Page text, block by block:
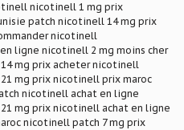
nicotinell 1 mg prix
patch nicotinell 14 mg prix
nicotinell
ligne nicotinell 2 mg moins cher
mg prix acheter nicotinell
mg prix nicotinell prix maroc
nicotinell achat en ligne
mg prix nicotinell achat en ligne
nicotinell patch 7 mg prix